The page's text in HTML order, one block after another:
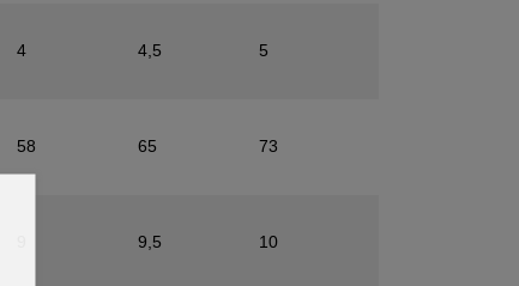
4 4,5 5
58 65 73
9,5 10